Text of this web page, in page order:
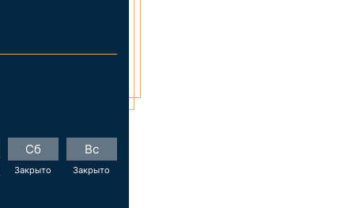
Сб
Закрыто
Вс
Закрыто